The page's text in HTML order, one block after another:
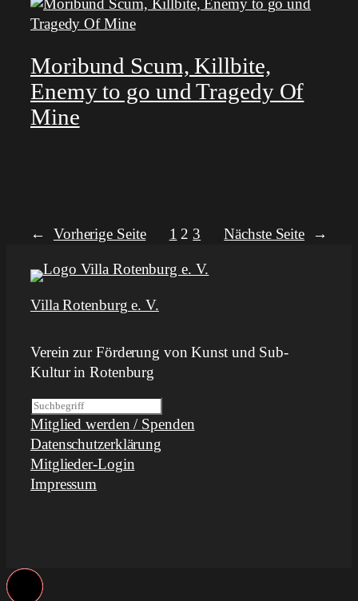
Moribund Scum, Killbite,
Enemy to go und Tragedy Of
Mine
← Vorherige Seite 1 2 3 Nächste Seite →
Villa Rotenburg e. V.
Verein zur Förderung von Kunst und Sub-
Kultur in Rotenburg
S
u
c
h
e
Mitglied werden / Spenden
Datenschutzerklärung
Mitglieder-Login
Impressum